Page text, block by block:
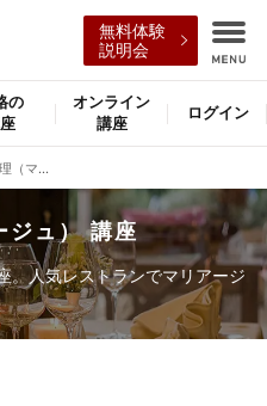
無料体験
説明会
の
オンライン
講座
ログイン
ワインと料理（マリアージュ）講座一覧
ジュ） 講座
。人気レストランでマリアージ